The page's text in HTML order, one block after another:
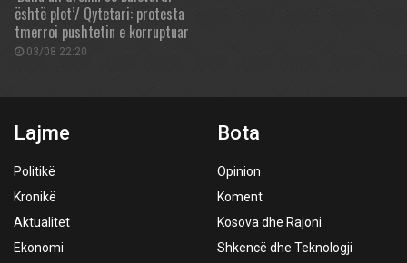
është plot’/ Qytetari: protesta
tmerroi pushtetin e korruptuar
03/08 22:20
Lajme
Politikë
Kronikë
Aktualitet
Ekonomi
Bota
Opinion
Koment
Kosova dhe Rajoni
Shkencë dhe Teknologji